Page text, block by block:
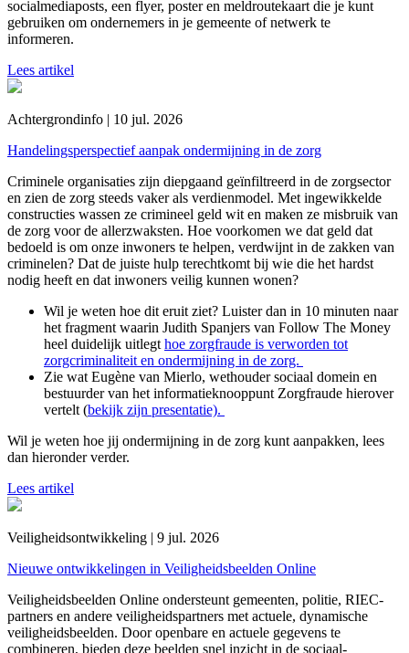
socialmediaposts, een flyer, poster en meldroutekaart die je kunt
gebruiken om ondernemers in je gemeente of netwerk te
informeren.
Lees artikel
Achtergrondinfo | 10 jul. 2026
Handelingsperspectief aanpak ondermijning in de zorg
Criminele organisaties zijn diepgaand geïnfiltreerd in de zorgsector
en zien de zorg steeds vaker als verdienmodel. Met ingewikkelde
constructies wassen ze crimineel geld wit en maken ze misbruik van
de zorg voor de allerzwaksten. Hoe voorkomen we dat geld dat
bedoeld is om onze inwoners te helpen, verdwijnt in de zakken van
criminelen? Dat de juiste hulp terechtkomt bij wie die het hardst
nodig heeft en dat inwoners veilig kunnen wonen?
Wil je weten hoe dit eruit ziet? Luister dan in 10 minuten naar
het fragment waarin Judith Spanjers van Follow The Money
heel duidelijk uitlegt hoe zorgfraude is verworden tot
zorgcriminaliteit en ondermijning in de zorg.
Zie wat Eugène van Mierlo, wethouder sociaal domein en
bestuurder van het informatieknooppunt Zorgfraude hierover
vertelt (bekijk zijn presentatie).
Wil je weten hoe jij ondermijning in de zorg kunt aanpakken, lees
dan hieronder verder.
Lees artikel
Veiligheidsontwikkeling | 9 jul. 2026
Nieuwe ontwikkelingen in Veiligheidsbeelden Online
Veiligheidsbeelden Online ondersteunt gemeenten, politie, RIEC-
partners en andere veiligheidspartners met actuele, dynamische
veiligheidsbeelden. Door openbare en actuele gegevens te
combineren, bieden deze beelden snel inzicht in de sociaal-